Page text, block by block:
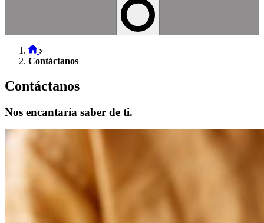
Contáctanos
Contáctanos
Nos encantaría saber de ti.